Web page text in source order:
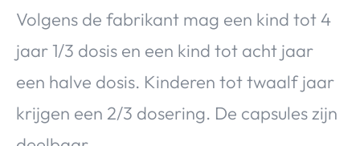
Volgens de fabrikant mag een kind tot 4
jaar 1/3 dosis en een kind tot acht jaar
een halve dosis. Kinderen tot twaalf jaar
krijgen een 2/3 dosering. De capsules zijn